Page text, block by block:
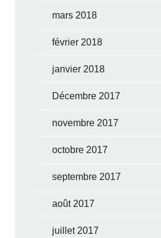
mars 2018
février 2018
janvier 2018
Décembre 2017
novembre 2017
octobre 2017
septembre 2017
août 2017
juillet 2017